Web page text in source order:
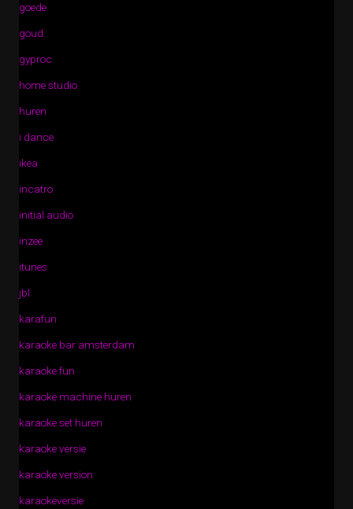
goede
goud
gyproc
home studio
huren
i dance
ikea
incatro
initial audio
inzee
itunes
jbl
karafun
karaoke bar amsterdam
karaoke fun
karaoke machine huren
karaoke set huren
karaoke versie
karaoke version
karaokeversie